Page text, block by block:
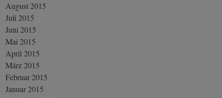
August 2015
Juli 2015
Juni 2015
Mai 2015
April 2015
März 2015
Februar 2015
Januar 2015